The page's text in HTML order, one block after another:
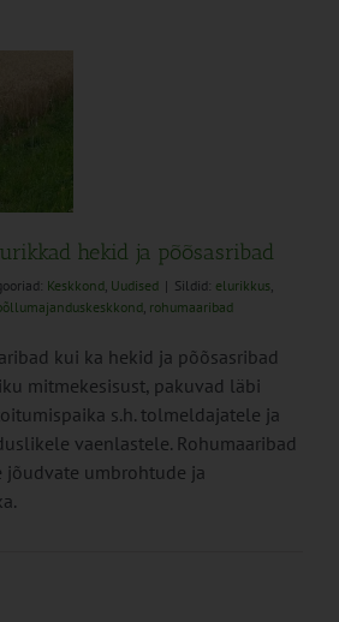
hekid ja põõsasribad
Keskkond, Uudised | Sildid: elurikkus,
, rohumaaribad
kui ka hekid ja põõsasribad
mitmekesisust, pakuvad läbi
s.h. tolmeldajatele ja
vaenlastele. Rohumaaribad
umbrohtude ja